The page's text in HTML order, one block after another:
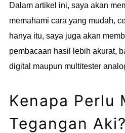
Dalam artikel ini, saya akan
memahami cara yang mudah,
hanya itu, saya juga akan
pembacaan hasil lebih akurat,
digital maupun multitester
Kenapa Perlu
Tegangan Aki?